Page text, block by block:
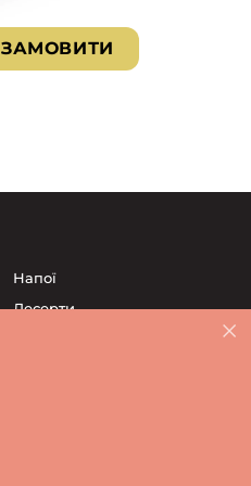
ЗАМОВИТИ
Напої
Десерти